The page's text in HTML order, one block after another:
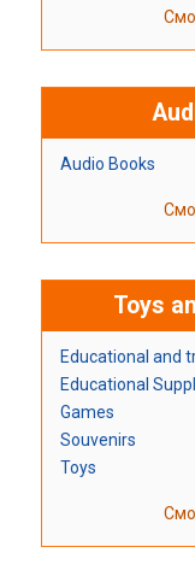
Audio Books
Toys
Educational and
Educational
Games
Souvenirs
Toys